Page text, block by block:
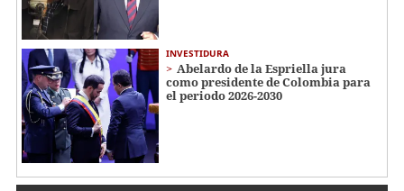
INVESTIDURA
Abelardo de la Espriella jura
como presidente de Colombia para
el periodo 2026-2030